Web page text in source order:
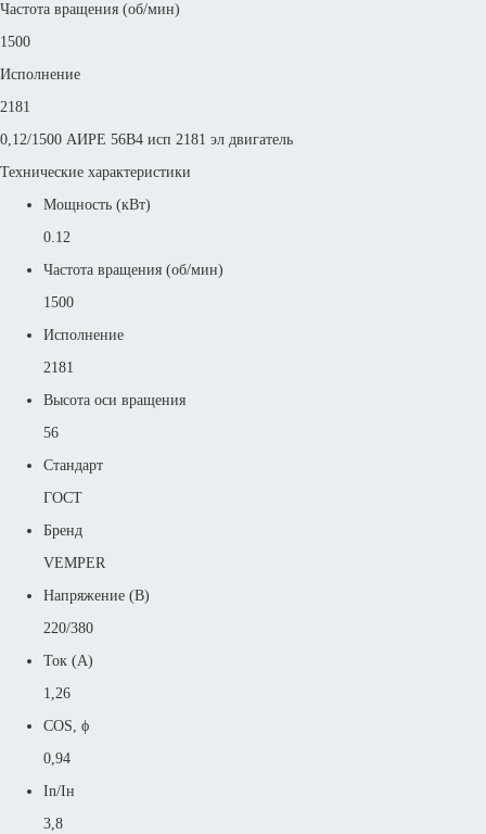
Частота вращения (об/мин)
1500
Исполнение
2181
0,12/1500 АИРЕ 56B4 исп 2181 эл двигатель
Технические характеристики
Мощность (кВт)
0.12
Частота вращения (об/мин)
1500
Исполнение
2181
Высота оси вращения
56
Стандарт
ГОСТ
Бренд
VEMPER
Напряжение (В)
220/380
Ток (А)
1,26
COS, ϕ
0,94
In/Iн
3,8